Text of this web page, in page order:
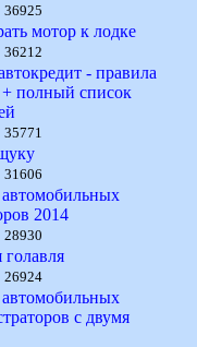
мотор к лодке
- правила
полный список
автомобильных
2014
голавля
автомобильных
с двумя